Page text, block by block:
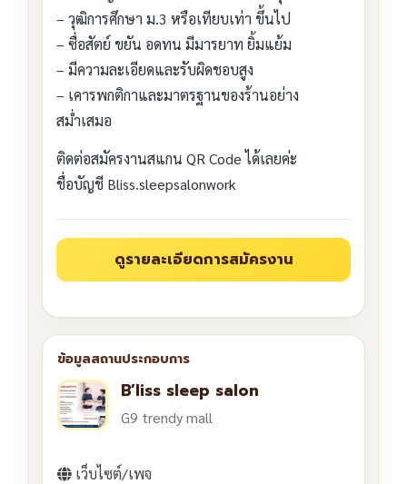
– วุฒิการศึกษา ม.3 หรือเทียบเท่า ขึ้นไป
– ซื่อสัตย์ ขยัน อดทน มีมารยาท ยิ้มแย้ม
– มีความละเอียดและรับผิดชอบสูง
– เคารพกติกาและมาตรฐานของร้านอย่าง
สม่ำเสมอ
ติดต่อสมัครงานสแกน QR Code ได้เลยค่ะ
ชื่อบัญชี Bliss.sleepsalonwork
B’liss sleep salon
G9 trendy mall
เว็บไซต์/เพจ